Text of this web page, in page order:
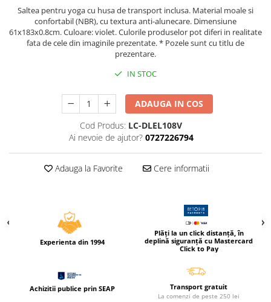
Produse si rechizite scolare
Caiete si produse din hartie
Caiete A5
Caiete si blocuri pentru desen
Caiete speciale
Vocabulare
Ierbare scolare
Accesorii pictura
Creioane
Saltea pentru yoga cu husa de transport inclusa. Material moale si
confortabil (NBR), cu textura anti-alunecare. Dimensiune
61x183x0.8cm. Culoare: violet. Culorile produselor pot diferi in realitate
fata de cele din imaginile prezentate. * Pozele sunt cu titlu de
prezentare.
IN STOC
ADAUGA IN COS
Cod Produs: LC-DLEL108V
Ai nevoie de ajutor? 0727226794
Adauga la Favorite Cere informatii
Experienta din 1994
Plăți la un click distanță, în
deplină siguranță cu Mastercard
Click to Pay
Achizitii publice prin SEAP Transport gratuit
La comenzi de peste 250 lei